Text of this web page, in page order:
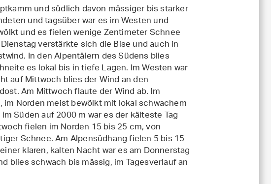
und südlich davon mässiger bis starker
und tagsüber war es im Westen und
und es fielen wenige Zentimeter Schnee
verstärkte sich die Bise und auch in
In den Alpentälern des Südens blies
es lokal bis in tiefe Lagen. Im Westen war
auf Mittwoch blies der Wind an den
Am Mittwoch flaute der Wind ab. Im
Norden meist bewölkt mit lokal schwachem
Süden auf 2000 m war es der kälteste Tag
fielen im Norden 15 bis 25 cm, von
Schnee. Am Alpensüdhang fielen 5 bis 15
klaren, kalten Nacht war es am Donnerstag
blies schwach bis mässig, im Tagesverlauf an